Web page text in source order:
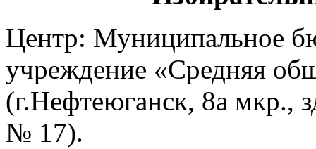
Центр: Муниципальное
учреждение «Средняя
(г.Нефтеюганск, 8а мкр.,
№ 17).